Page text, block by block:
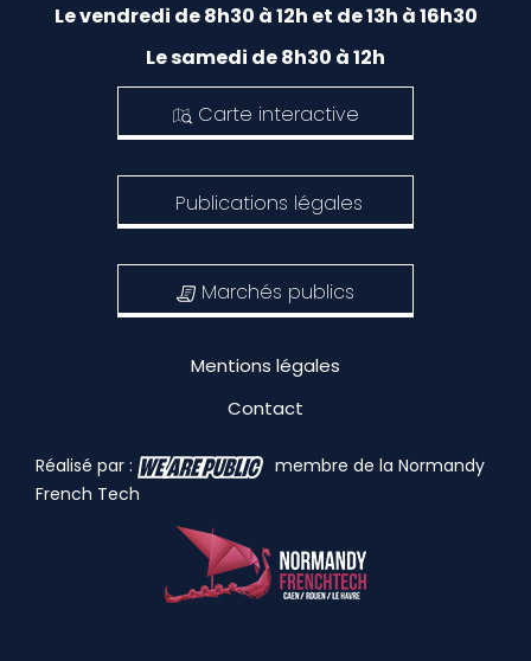
Le vendredi de 8h30 à 12h et de 13h à 16h30
Le samedi de 8h30 à 12h
Carte interactive
Publications légales
Marchés publics
Mentions légales
Contact
Réalisé par :
membre de la Normandy
French Tech